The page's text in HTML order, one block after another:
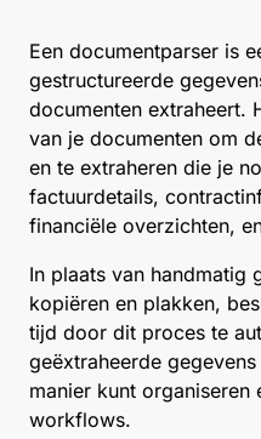
Een documentparser is
gestructureerde
documenten extraheert.
van je documenten om
en te extraheren die je
factuurdetails,
financiële overzichten,
In plaats van handmatig
kopiëren en plakken,
tijd door dit proces te
geëxtraheerde
manier kunt organiseren
workflows.